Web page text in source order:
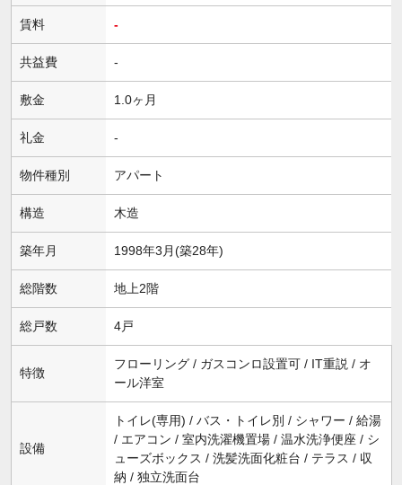
賃料 -
共益費 -
敷金 1.0ヶ月
礼金 -
物件種別 アパート
構造 木造
築年月 1998年3月(築28年)
総階数 地上2階
総戸数 4戸
特徴
フローリング / ガスコンロ設置可 / IT重説 / オ
ール洋室
設備
トイレ(専用) / バス・トイレ別 / シャワー / 給湯
/ エアコン / 室内洗濯機置場 / 温水洗浄便座 / シ
ューズボックス / 洗髪洗面化粧台 / テラス / 収
納 / 独立洗面台